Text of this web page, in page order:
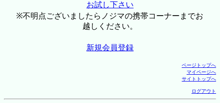
お試し下さい
※不明点ございましたらノジマの携帯コーナーまでお
越しください。
新規会員登録
ページトップへ
マイページへ
サイトトップへ
ログアウト